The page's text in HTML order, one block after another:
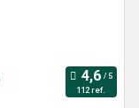
112 ref.